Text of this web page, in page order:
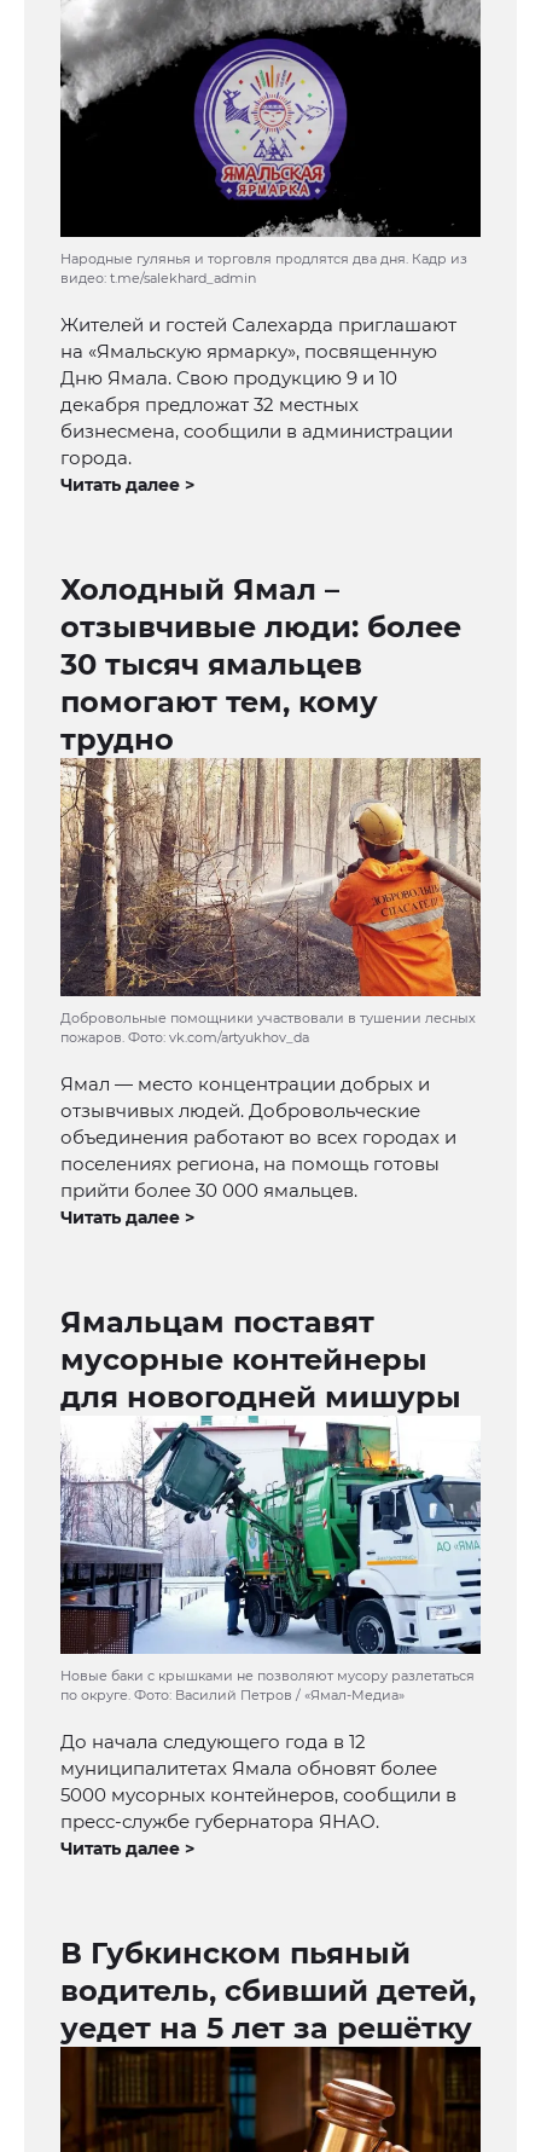
Народные гулянья и торговля продлятся два дня. Кадр из
видео: t.me/salekhard_admin
Жителей и гостей Салехарда приглашают
на «Ямальскую ярмарку», посвященную
Дню Ямала. Свою продукцию 9 и 10
декабря предложат 32 местных
бизнесмена, сообщили в администрации
города.
Читать далее >
Холодный Ямал –
отзывчивые люди: более
30 тысяч ямальцев
помогают тем, кому
трудно
Добровольные помощники участвовали в тушении лесных
пожаров. Фото: vk.com/artyukhov_da
Ямал — место концентрации добрых и
отзывчивых людей. Добровольческие
объединения работают во всех городах и
поселениях региона, на помощь готовы
прийти более 30 000 ямальцев.
Читать далее >
Ямальцам поставят
мусорные контейнеры
для новогодней мишуры
Новые баки с крышками не позволяют мусору разлетаться
по округе. Фото: Василий Петров / «Ямал-Медиа»
До начала следующего года в 12
муниципалитетах Ямала обновят более
5000 мусорных контейнеров, сообщили в
пресс-службе губернатора ЯНАО.
Читать далее >
В Губкинском пьяный
водитель, сбивший детей,
уедет на 5 лет за решётку